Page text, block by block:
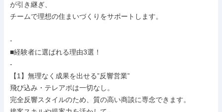
が引き継ぎ、
チームで理想の住まいづくりをサポートします。
-
■経験者に選ばれる理由3選！
-
【1】無理なく成果を出せる”反響営業”
飛び込み・テレアポは一切なし。
完全反響スタイルのため、質の高い商談に専念できます。